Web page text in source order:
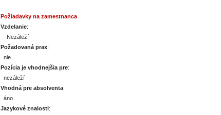
Požiadavky na zamestnanca
Vzdelanie:
Nezáleží
Požadovaná prax:
nie
Pozícia je vhodnejšia pre:
nezáleží
Vhodná pre absolventa:
áno
Jazykové znalosti: